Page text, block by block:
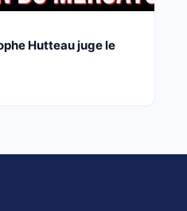
Hutteau juge le